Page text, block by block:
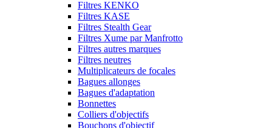
Filtres KENKO
Filtres KASE
Filtres Stealth Gear
Filtres Xume par Manfrotto
Filtres autres marques
Filtres neutres
Multiplicateurs de focales
Bagues allonges
Bagues d'adaptation
Bonnettes
Colliers d'objectifs
Bouchons d'objectif